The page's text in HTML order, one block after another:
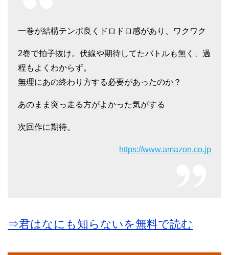
一巻が結構テンポ良くドロドロ感があり、ワクワク
2巻で拍子抜け。伏線や期待してたバトルも無く、過
程もよくわからず。
無理にあの終わり方する必要があったのか？
あのまま突っ走る方がよかった気がする
次回作に期待。
https://www.amazon.co.jp
⇒君はなにも知らないを無料で読む